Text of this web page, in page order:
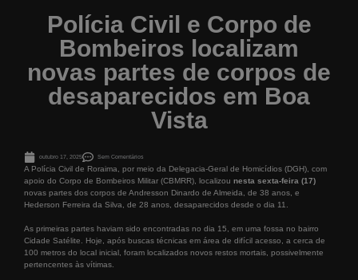
Polícia Civil e Corpo de
Bombeiros localizam
novas partes de corpos de
desaparecidos em Boa
Vista
outubro 17, 2025 Sem Comentários
A Polícia Civil de Roraima, por meio da Delegacia-Geral de Homicídios (DGH), com
apoio do Corpo de Bombeiros Militar (CBMRR), localizou nesta sexta-feira (17)
novas partes dos corpos de Andresson Dinardo de Almeida, de 38 anos, e
Hederson Ferreira da Silva, de 28 anos, desaparecidos desde o dia 11.
As primeiras partes haviam sido encontradas no dia 15, em uma fossa no bairro
Cidade Satélite. Hoje, após buscas técnicas em área de difícil acesso, a cerca de
100 metros do local inicial, foram localizados novos restos mortais, possivelmente
pertencentes às vítimas.